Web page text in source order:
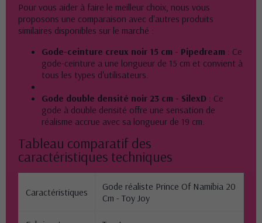
Pour vous aider à faire le meilleur choix, nous vous
proposons une comparaison avec d'autres produits
similaires disponibles sur le marché :
Gode-ceinture creux noir 15 cm - Pipedream : Ce
gode-ceinture a une longueur de 15 cm et convient à
tous les types d'utilisateurs.
Gode double densité noir 23 cm - SilexD : Ce
gode à double densité offre une sensation de
réalisme accrue avec sa longueur de 19 cm.
Tableau comparatif des
caractéristiques techniques
Caractéristiques
Gode réaliste Prince Of Namibia 20
Cm - Toy Joy